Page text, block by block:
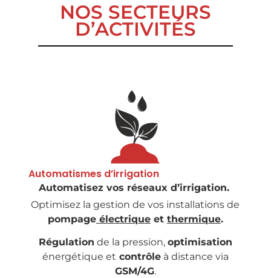
NOS SECTEURS
D’ACTIVITÉS
Automatismes d’irrigation
Automatisez vos réseaux d’irrigation.
Optimisez la gestion de vos installations de
pompageélectriqueet thermique.
Régulation de la pression, optimisation
énergétique et contrôleà distance via
GSM/4G.